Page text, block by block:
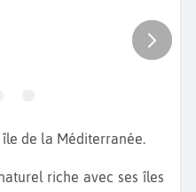
île de la Méditerranée.